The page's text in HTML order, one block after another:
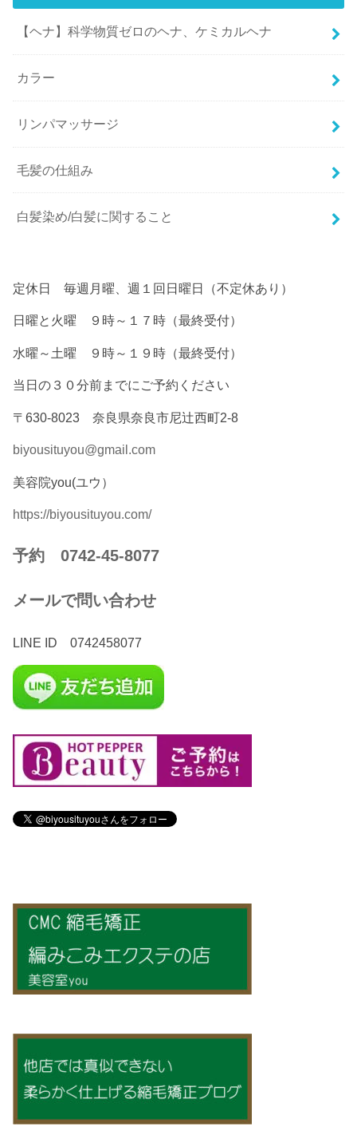
【ヘナ】科学物質ゼロのヘナ、ケミカルヘナ
カラー
リンパマッサージ
毛髪の仕組み
白髪染め/白髪に関すること
定休日 毎週月曜、週１回日曜日（不定休あり）
日曜と火曜 ９時～１７時（最終受付）
水曜～土曜 ９時～１９時（最終受付）
当日の３０分前までにご予約ください
〒630-8023 奈良県奈良市尼辻西町2-8
biyousituyou@gmail.com
美容院you(ユウ）
https://biyousituyou.com/
予約 0742-45-8077
メールで問い合わせ
LINE ID 0742458077